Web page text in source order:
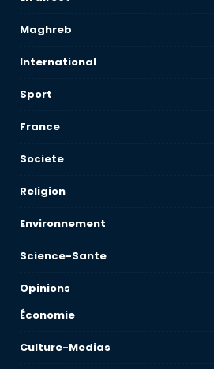
Maghreb
International
Sport
France
Societe
Religion
Environnement
Science-Sante
Opinions
Économie
Culture-Medias